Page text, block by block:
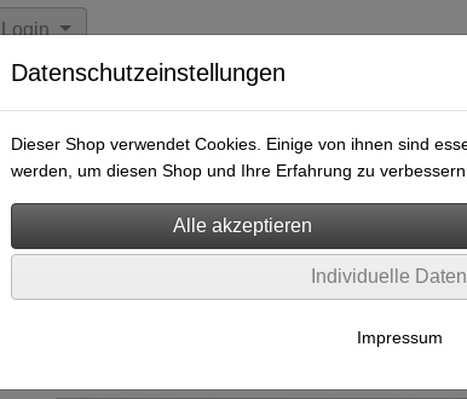
Login
Kontakt
Datenschutzeinstellungen
Dieser Shop verwendet Cookies. Einige von ihnen sind
werden, um diesen Shop und Ihre Erfahrung zu verbessern.
Individuelle
Impressum